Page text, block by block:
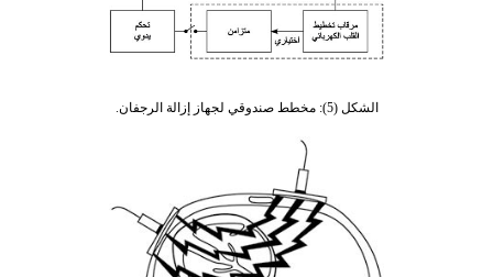
الشكل (5): مخطط صندوقي لجهاز إزالة الرجفان.